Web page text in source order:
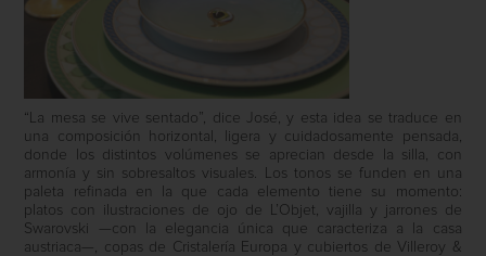
“La mesa se vive sentado”, dice José, y esta idea se traduce en
una composición horizontal, ligera y cuidadosamente pensada,
donde los distintos volúmenes se aprecian desde la silla, con
armonía y sin sobresaltos visuales. Los tonos se funden en una
paleta refinada en la que cada elemento tiene su momento:
platos con ilustraciones de ojo de L’Objet, vajilla y jarrones de
Swarovski —con la elegancia única que caracteriza a la casa
austriaca—, copas de Cristalería Europa y cubiertos de Villeroy &